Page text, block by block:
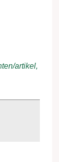
artikel,